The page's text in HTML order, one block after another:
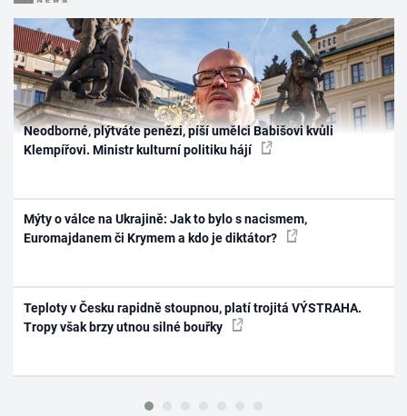
Neodborné, plýtváte penězi, píší umělci Babišovi kvůli
Klempířovi. Ministr kulturní politiku hájí
Mýty o válce na Ukrajině: Jak to bylo s nacismem,
Euromajdanem či Krymem a kdo je diktátor?
Teploty v Česku rapidně stoupnou, platí trojitá VÝSTRAHA.
Tropy však brzy utnou silné bouřky